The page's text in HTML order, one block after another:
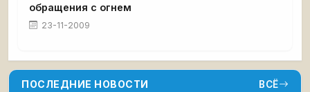
обращения с огнем
23-11-2009
ПОСЛЕДНИЕ НОВОСТИ ВСЁ